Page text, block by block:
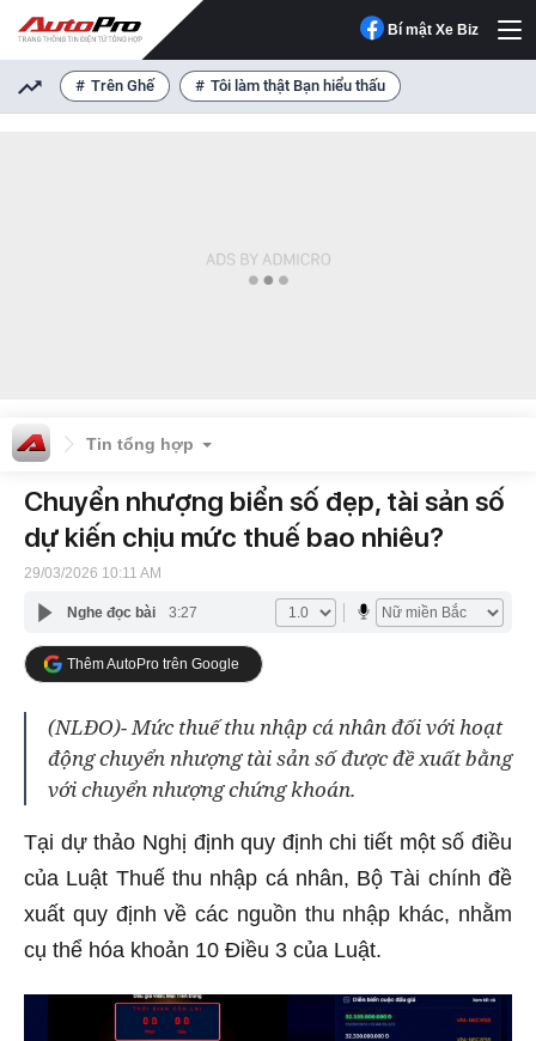
Bí mật Xe Biz
Trên Ghế Tôi làm thật Bạn hiểu thấu
Tin tổng hợp
Chuyển nhượng biển số đẹp, tài sản số
dự kiến chịu mức thuế bao nhiêu?
29/03/2026 10:11 AM
Nghe đọc bài 3:27
Thêm AutoPro trên Google
(NLĐO)- Mức thuế thu nhập cá nhân đối với hoạt
động chuyển nhượng tài sản số được đề xuất bằng
với chuyển nhượng chứng khoán.
Tại dự thảo Nghị định quy định chi tiết một số điều
của Luật Thuế thu nhập cá nhân, Bộ Tài chính đề
xuất quy định về các nguồn thu nhập khác, nhằm
cụ thể hóa khoản 10 Điều 3 của Luật.